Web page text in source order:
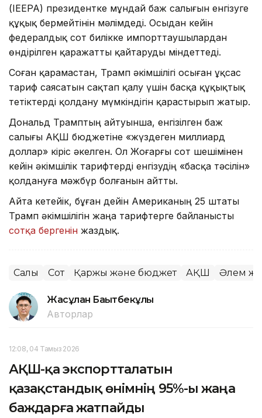
(IEEPA) президентке мұндай баж салығын енгізуге
құқық бермейтінін мәлімдеді. Осыдан кейін
федералдық сот билікке импорттаушылардан
өндірілген қаражатты қайтаруды міндеттеді.
Соған қарамастан, Трамп әкімшілігі осыған ұқсас
тариф саясатын сақтап қалу үшін басқа құқықтық
тетіктерді қолдану мүмкіндігін қарастырып жатыр.
Дональд Трамптың айтуынша, енгізілген баж
салығы АҚШ бюджетіне «жүздеген миллиард
доллар» кіріс әкелген. Ол Жоғарғы сот шешімінен
кейін әкімшілік тарифтерді енгізудің «басқа тәсілін»
қолдануға мәжбүр болғанын айтты.
Айта кетейік, бұған дейін Американың 25 штаты
Трамп әкімшілігін жаңа тарифтерге байланысты
сотқа бергенін жаздық.
Салық Сот Қаржы және бюджет АҚШ Әлем
Жасұлан Бақытбекұлы
Авторлар
12:08, 04 Тамыз 2026
АҚШ-қа экспортталатын
қазақстандық өнімнің 95%-ы жаңа
баждарға жатпайды